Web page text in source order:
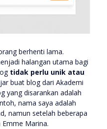
berhenti lama.
halangan utama bagi
tidak perlu unik atau
buat blog dari Akademi
yang disarankan adalah
nama saya adalah
namun setelah beberapa
Marina.